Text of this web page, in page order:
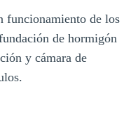
funcionamiento de los
de hormigón
y cámara de